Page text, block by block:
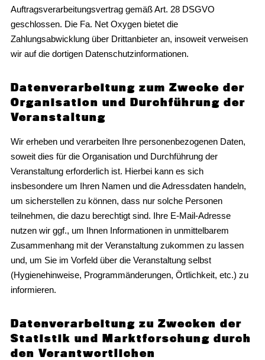
Auftragsverarbeitungsvertrag gemäß Art. 28 DSGVO
geschlossen. Die Fa. Net Oxygen bietet die
Zahlungsabwicklung über Drittanbieter an, insoweit verweisen
wir auf die dortigen Datenschutzinformationen.
Datenverarbeitung zum Zwecke der
Organisation und Durchführung der
Veranstaltung
Wir erheben und verarbeiten Ihre personenbezogenen Daten,
soweit dies für die Organisation und Durchführung der
Veranstaltung erforderlich ist. Hierbei kann es sich
insbesondere um Ihren Namen und die Adressdaten handeln,
um sicherstellen zu können, dass nur solche Personen
teilnehmen, die dazu berechtigt sind. Ihre E-Mail-Adresse
nutzen wir ggf., um Ihnen Informationen in unmittelbarem
Zusammenhang mit der Veranstaltung zukommen zu lassen
und, um Sie im Vorfeld über die Veranstaltung selbst
(Hygienehinweise, Programmänderungen, Örtlichkeit, etc.) zu
informieren.
Datenverarbeitung zu Zwecken der
Statistik und Marktforschung durch
den Verantwortlichen